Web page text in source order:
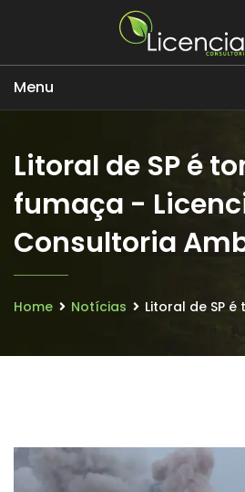
Menu
Litoral de SP é
fumaça -
Consultoria
Home Notícias Litoral de SP